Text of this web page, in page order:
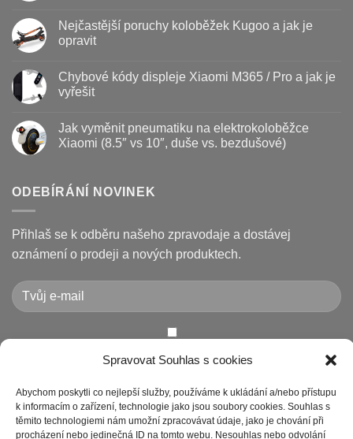
Spravovat Souhlas s cookies
Abychom poskytli co nejlepší služby, používáme k ukládání a/nebo přístupu
k informacím o zařízení, technologie jako jsou soubory cookies. Souhlas s
těmito technologiemi nám umožní zpracovávat údaje, jako je chování při
procházení nebo jedinečná ID na tomto webu. Nesouhlas nebo odvolání
koloběžky
kdy
jak
prodloužit
životnost
u
textu
s
vyměnit
brzdové
destičky
na
koloběžce
Nejčastější poruchy koloběžek Kugoo a jak je
opravit
u
textu
s
poruchy
koloběžek
Kugoo
opravit
Chybové kódy displeje Xiaomi M365 / Pro a jak je
vyřešit
textu
s
displeje
Xiaomi
Pro
a
jak
je
Jak vyměnit pneumatiku na elektrokoloběžce
Xiaomi (8.5″ vs 10″, duše vs. bezdušové)
textu
s
vyměnit
pneumatiku
na
elektrokoloběžce
(8.5″
vs
10″,
duše
ODEBÍRÁNÍ NOVINEK
Přihlaš se k odběru našeho zpravodaje a dostávej
oznámení o prodeji a nových produktech.
Chcete-li odeslat tento formulář, musíte přijmout naše